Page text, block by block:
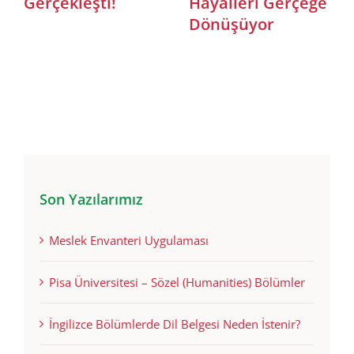
Formuna Katıldık!
Edu’dan
Son Yazılarımız
Meslek Envanteri Uygulaması
Pisa Üniversitesi – Sözel (Humanities) Bölümler